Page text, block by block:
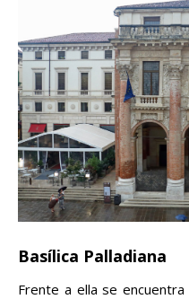
Basílica Palladiana
Frente a ella se